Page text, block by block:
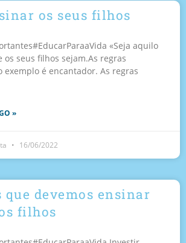
os seus filhos
«Seja aquilo
os seus filhos sejam.As regras
exemplo é encantador. As regras
»
16/06/2022
que devemos ensinar
filhos